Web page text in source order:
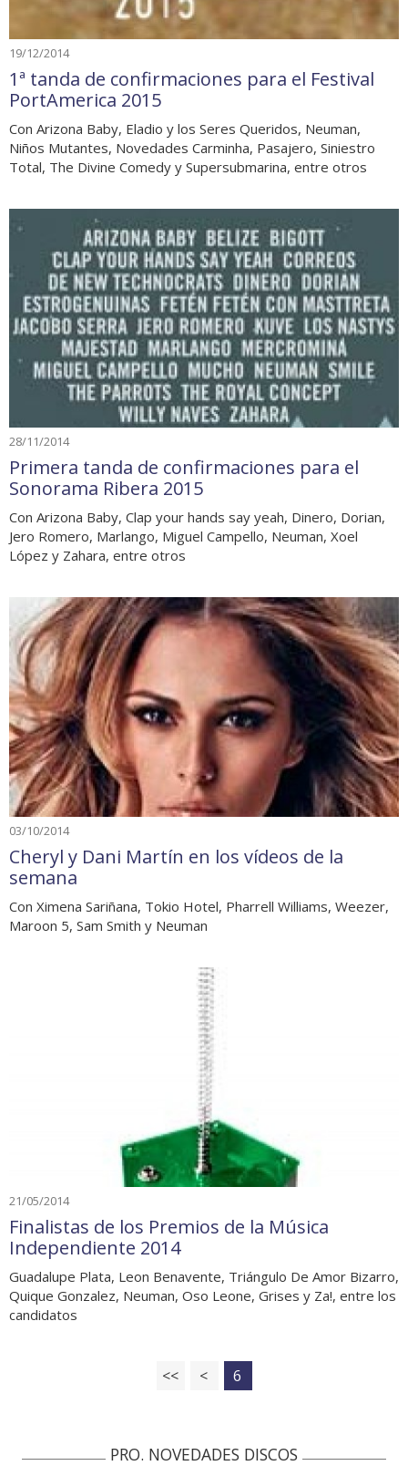
19/12/2014
1ª tanda de confirmaciones para el Festival
PortAmerica 2015
Con Arizona Baby, Eladio y los Seres Queridos, Neuman,
Niños Mutantes, Novedades Carminha, Pasajero, Siniestro
Total, The Divine Comedy y Supersubmarina, entre otros
28/11/2014
Primera tanda de confirmaciones para el
Sonorama Ribera 2015
Con Arizona Baby, Clap your hands say yeah, Dinero, Dorian,
Jero Romero, Marlango, Miguel Campello, Neuman, Xoel
López y Zahara, entre otros
03/10/2014
Cheryl y Dani Martín en los vídeos de la
semana
Con Ximena Sariñana, Tokio Hotel, Pharrell Williams, Weezer,
Maroon 5, Sam Smith y Neuman
21/05/2014
Finalistas de los Premios de la Música
Independiente 2014
Guadalupe Plata, Leon Benavente, Triángulo De Amor Bizarro,
Quique Gonzalez, Neuman, Oso Leone, Grises y Za!, entre los
candidatos
<< < 6
PRO. NOVEDADES DISCOS